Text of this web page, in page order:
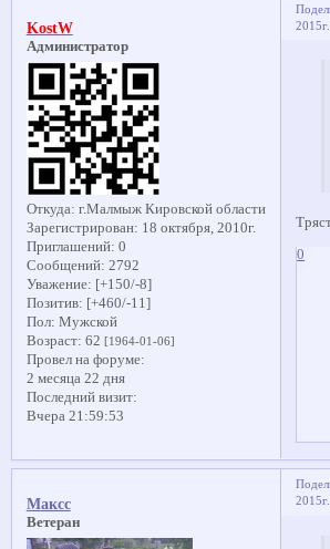
KostW
Администратор
Откуда: г.Малмыж Кировской области
Зарегистрирован: 18 октября, 2010г.
Приглашений: 0
Сообщений: 2792
Уважение: [+150/-8]
Позитив: [+460/-11]
Пол: Мужской
Возраст: 62 [1964-01-06]
Провел на форуме:
2 месяца 22 дня
Последний визит:
Вчера 21:59:53
0
Максс
Ветеран